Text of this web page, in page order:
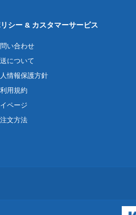
シー & カスタマーサービス
い合わせ
について
情報保護方針
用規約
ページ
文方法